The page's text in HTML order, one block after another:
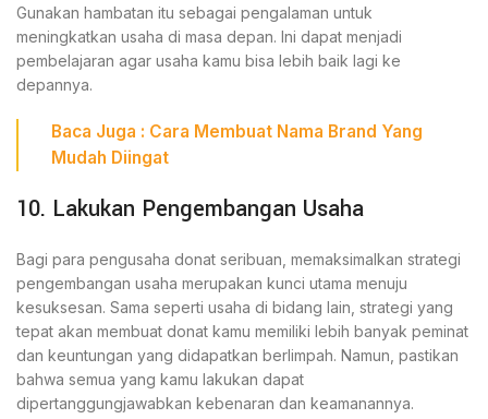
Gunakan hambatan itu sebagai pengalaman untuk
meningkatkan usaha di masa depan. Ini dapat menjadi
pembelajaran agar usaha kamu bisa lebih baik lagi ke
depannya.
Baca Juga : Cara Membuat Nama Brand Yang
Mudah Diingat
10. Lakukan Pengembangan Usaha
Bagi para pengusaha donat seribuan, memaksimalkan strategi
pengembangan usaha merupakan kunci utama menuju
kesuksesan. Sama seperti usaha di bidang lain, strategi yang
tepat akan membuat donat kamu memiliki lebih banyak peminat
dan keuntungan yang didapatkan berlimpah. Namun, pastikan
bahwa semua yang kamu lakukan dapat
dipertanggungjawabkan kebenaran dan keamanannya.